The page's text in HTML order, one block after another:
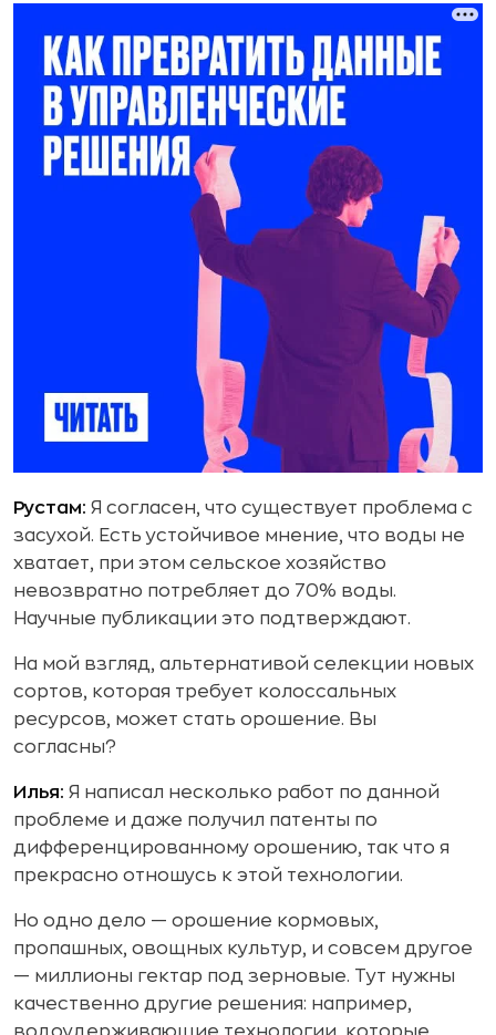
Рустам: Я согласен, что существует проблема с
засухой. Есть устойчивое мнение, что воды не
хватает, при этом сельское хозяйство
невозвратно потребляет до 70% воды.
Научные публикации это подтверждают.
На мой взгляд, альтернативой селекции новых
сортов, которая требует колоссальных
ресурсов, может стать орошение. Вы
согласны?
Илья: Я написал несколько работ по данной
проблеме и даже получил патенты по
дифференцированному орошению, так что я
прекрасно отношусь к этой технологии.
Но одно дело — орошение кормовых,
пропашных, овощных культур, и совсем другое
— миллионы гектар под зерновые. Тут нужны
качественно другие решения: например,